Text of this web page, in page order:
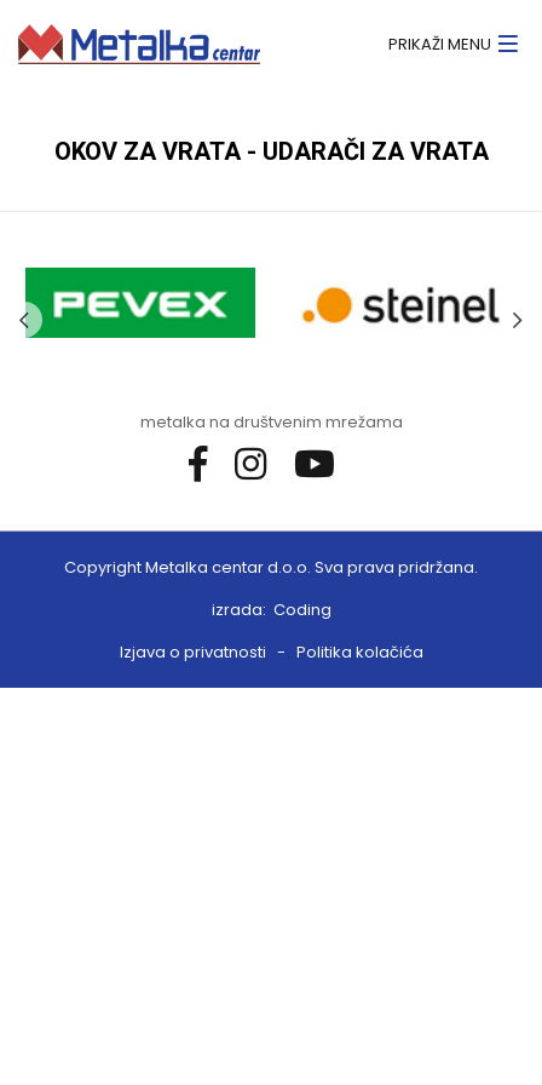
PRIKAŽI MENU
OKOV ZA VRATA - UDARAČI ZA VRATA
metalka na društvenim mrežama
Copyright Metalka centar d.o.o. Sva prava pridržana.
Izjava o privatnosti - Politika kolačića
izrada: Coding